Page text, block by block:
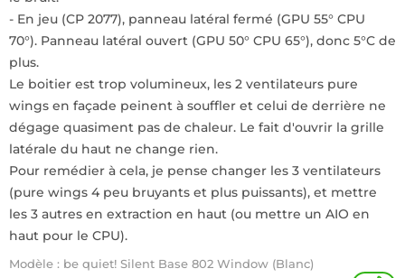
- En jeu (CP 2077), panneau latéral fermé (GPU 55° CPU
70°). Panneau latéral ouvert (GPU 50° CPU 65°), donc 5°C de
plus.
Le boitier est trop volumineux, les 2 ventilateurs pure
wings en façade peinent à souffler et celui de derrière ne
dégage quasiment pas de chaleur. Le fait d'ouvrir la grille
latérale du haut ne change rien.
Pour remédier à cela, je pense changer les 3 ventilateurs
(pure wings 4 peu bruyants et plus puissants), et mettre
les 3 autres en extraction en haut (ou mettre un AIO en
haut pour le CPU).
Modèle : be quiet! Silent Base 802 Window (Blanc)